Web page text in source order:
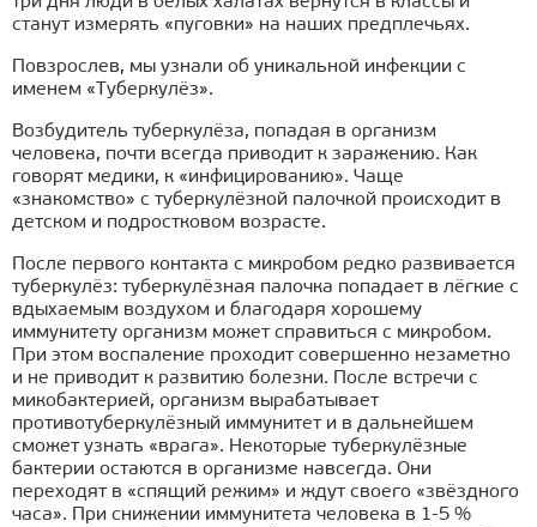
станут измерять «пуговки» на наших предплечьях.
Повзрослев, мы узнали об уникальной инфекции с
именем «Туберкулёз».
Возбудитель туберкулёза, попадая в организм
человека, почти всегда приводит к заражению. Как
говорят медики, к «инфицированию». Чаще
«знакомство» с туберкулёзной палочкой происходит в
детском и подростковом возрасте.
После первого контакта с микробом редко развивается
туберкулёз: туберкулёзная палочка попадает в лёгкие с
вдыхаемым воздухом и благодаря хорошему
иммунитету организм может справиться с микробом.
При этом воспаление проходит совершенно незаметно
и не приводит к развитию болезни. После встречи с
микобактерией, организм вырабатывает
противотуберкулёзный иммунитет и в дальнейшем
сможет узнать «врага». Некоторые туберкулёзные
бактерии остаются в организме навсегда. Они
переходят в «спящий режим» и ждут своего «звёздного
часа». При снижении иммунитета человека в 1-5 %